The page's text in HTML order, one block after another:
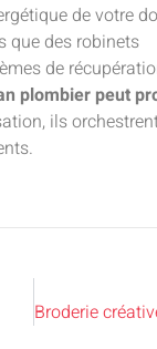
de votre
que des robinets
de
plombier peut
ils